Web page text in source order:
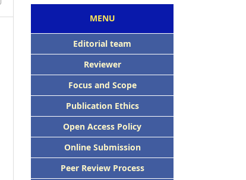
MENU
Editorial team
Reviewer
Focus and Scope
Publication Ethics
Open Access Policy
Online Submission
Peer Review Process